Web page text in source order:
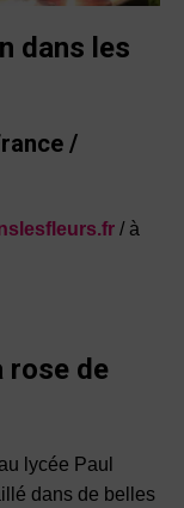
dans les
/
/ à
rose de
au lycée Paul
dans de belles